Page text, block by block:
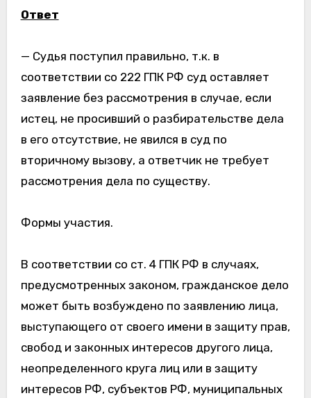
Ответ
— Судья поступил правильно, т.к. в
соответствии со 222 ГПК РФ суд оставляет
заявление без рассмотрения в случае, если
истец, не просивший о разбирательстве дела
в его отсутствие, не явился в суд по
вторичному вызову, а ответчик не требует
рассмотрения дела по существу.
Формы участия.
В соответствии со ст. 4 ГПК РФ в случаях,
предусмотренных законом, гражданское дело
может быть возбуждено по заявлению лица,
выступающего от своего имени в защиту прав,
свобод и законных интересов другого лица,
неопределенного круга лиц или в защиту
интересов РФ, субъектов РФ, муниципальных